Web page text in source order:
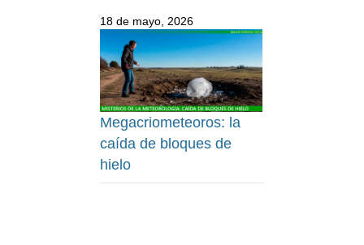
18 de mayo, 2026
Megacriometeoros: la
caída de bloques de
hielo